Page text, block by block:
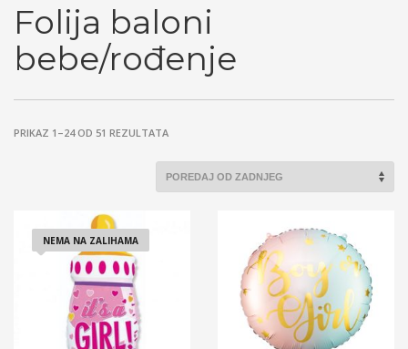
Folija baloni
bebe/rođenje
PRIKAZ 1–24 OD 51 REZULTATASORTED
LATEST
NEMA NA ZALIHAMA